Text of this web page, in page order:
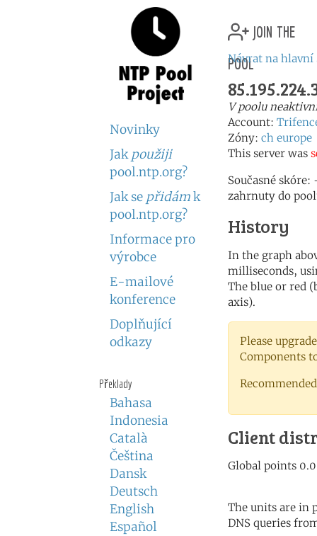
Novinky
Jak použiji
pool.ntp.org?
Jak se přidámk
pool.ntp.org?
Informace pro
výrobce
E-mailové
konference
Doplňující
odkazy
Překlady
Bahasa
Indonesia
Català
Čeština
Dansk
Deutsch
English
Español
join the
pool
Návrat na hlavní
V poolu
Account:
Zóny: ch europe
This server was
Současné skóre:
zahrnuty do
History
In the graph
milliseconds,
The blue or red
axis).
Please
Components
Client
The units are in
DNS queries